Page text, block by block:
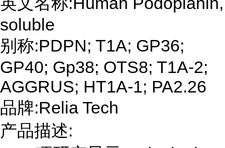
soluble
别称:PDPN; T1A; GP36;
GP40; Gp38; OTS8; T1A-2;
AGGRUS; HT1A-1; PA2.26
品牌:Relia Tech
产品描述: